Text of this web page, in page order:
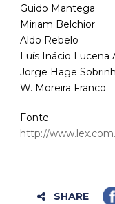
Guido Mantega
Miriam Belchior
Aldo Rebelo
Luís Inácio Lucena
Jorge Hage
W. Moreira Franco
Fonte-
http://
SHARE